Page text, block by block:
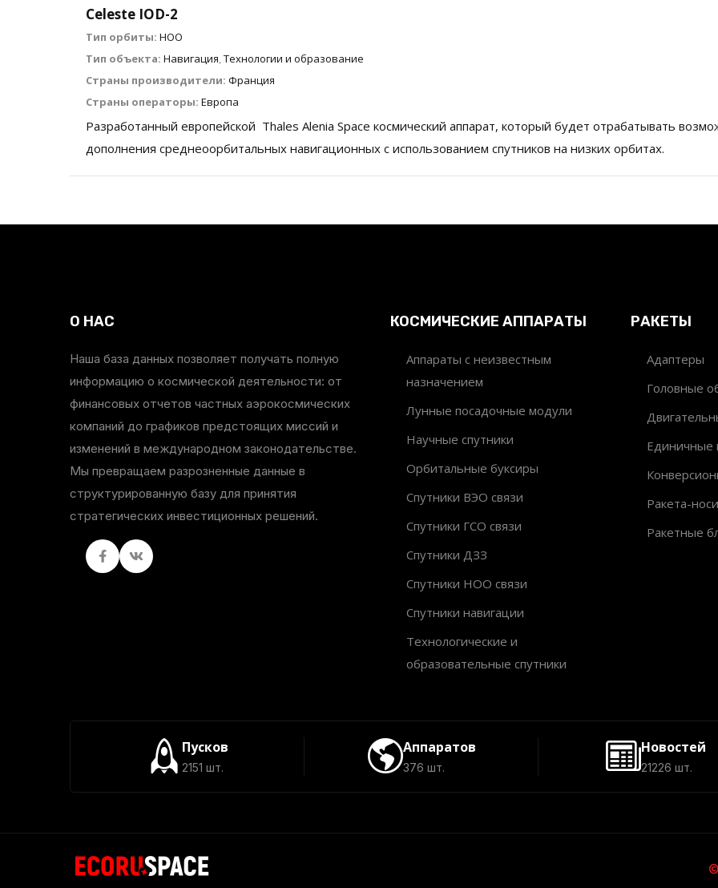
Celeste IOD-2
Тип орбиты: НОО
Тип объекта: Навигация,Технологии и образование
Страны производители: Франция
Страны операторы: Европа
Разработанный европейской Thales Alenia Space космический аппарат, который будет отрабатывать
дополнения среднеоорбитальных навигационных с использованием спутников на низких орбитах.
О НАС
Наша база данных позволяет получать полную
информацию о космической деятельности: от
финансовых отчетов частных аэрокосмических
компаний до графиков предстоящих миссий и
изменений в международном законодательстве.
Мы превращаем разрозненные данные в
структурированную базу для принятия
стратегических инвестиционных решений.
FacebookвКонтакте
КОСМИЧЕСКИЕ АППАРАТЫ
Аппараты с неизвестным
назначением
Лунные посадочные модули
Научные спутники
Орбитальные буксиры
Спутники ВЭО связи
Спутники ГСО связи
Спутники ДЗЗ
Спутники НОО связи
Спутники навигации
Технологические и
образовательные спутники
РАКЕТЫ
Адаптеры
Головные
Единичные
Ракета-
Ракетные
Пусков
2151 шт.
Аппаратов
376 шт.
Новостей
21226 шт.